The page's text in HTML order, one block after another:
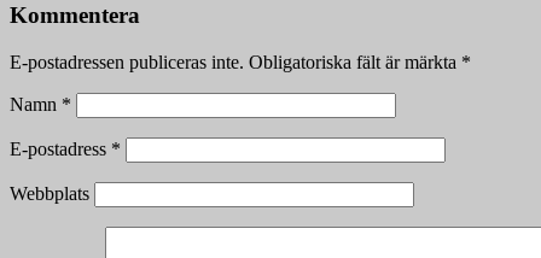
Kommentera
E-postadressen publiceras inte. Obligatoriska fält är märkta *
Namn *
E-postadress *
Webbplats